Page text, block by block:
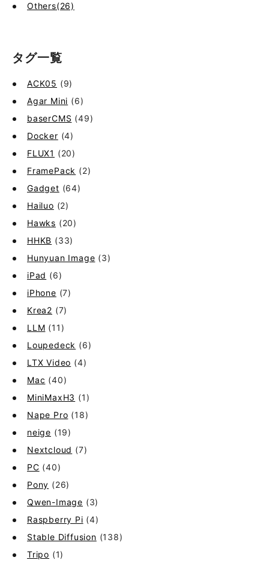
Others(26)
タグ一覧
ACK05 (9)
Agar Mini (6)
baserCMS (49)
Docker (4)
FLUX1 (20)
FramePack (2)
Gadget (64)
Hailuo (2)
Hawks (20)
HHKB (33)
Hunyuan Image (3)
iPad (6)
iPhone (7)
Krea2 (7)
LLM (11)
Loupedeck (6)
LTX Video (4)
Mac (40)
MiniMaxH3 (1)
Nape Pro (18)
neige (19)
Nextcloud (7)
PC (40)
Pony (26)
Qwen-Image (3)
Raspberry Pi (4)
Stable Diffusion (138)
Tripo (1)